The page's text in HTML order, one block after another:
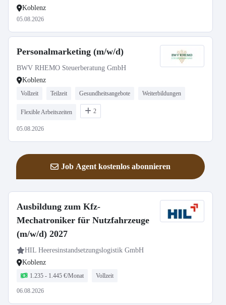
Koblenz
05.08.2026
Personalmarketing (m/w/d)
BWV RHEMO Steuerberatung GmbH
Koblenz
Vollzeit Teilzeit Gesundheitsangebote Weiterbildungen
Flexible Arbeitszeiten 2
05.08.2026
Job Agent kostenlos abonnieren
Ausbildung zum Kfz-
Mechatroniker für Nutzfahrzeuge
(m/w/d) 2027
HIL Heeresinstandsetzungslogistik GmbH
Koblenz
1.235 - 1.445 €/Monat Vollzeit
06.08.2026